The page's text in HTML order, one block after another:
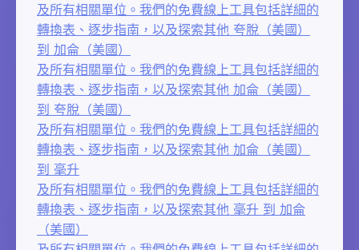
及所有相關單位。我們的免費線上工具包括詳細的
轉換表、逐步指南，以及探索其他 夸脫（美國）
到 加侖（美國）
及所有相關單位。我們的免費線上工具包括詳細的
轉換表、逐步指南，以及探索其他 加侖（美國）
到 夸脫（美國）
及所有相關單位。我們的免費線上工具包括詳細的
轉換表、逐步指南，以及探索其他 加侖（美國）
到 毫升
及所有相關單位。我們的免費線上工具包括詳細的
轉換表、逐步指南，以及探索其他 毫升 到 加侖
（美國）